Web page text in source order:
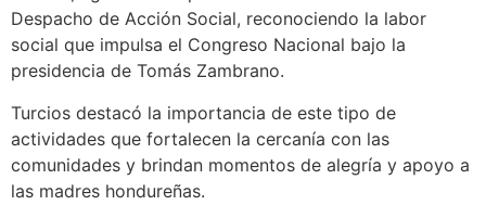
Despacho de Acción Social, reconociendo la labor
social que impulsa el Congreso Nacional bajo la
presidencia de Tomás Zambrano.
Turcios destacó la importancia de este tipo de
actividades que fortalecen la cercanía con las
comunidades y brindan momentos de alegría y apoyo a
las madres hondureñas.